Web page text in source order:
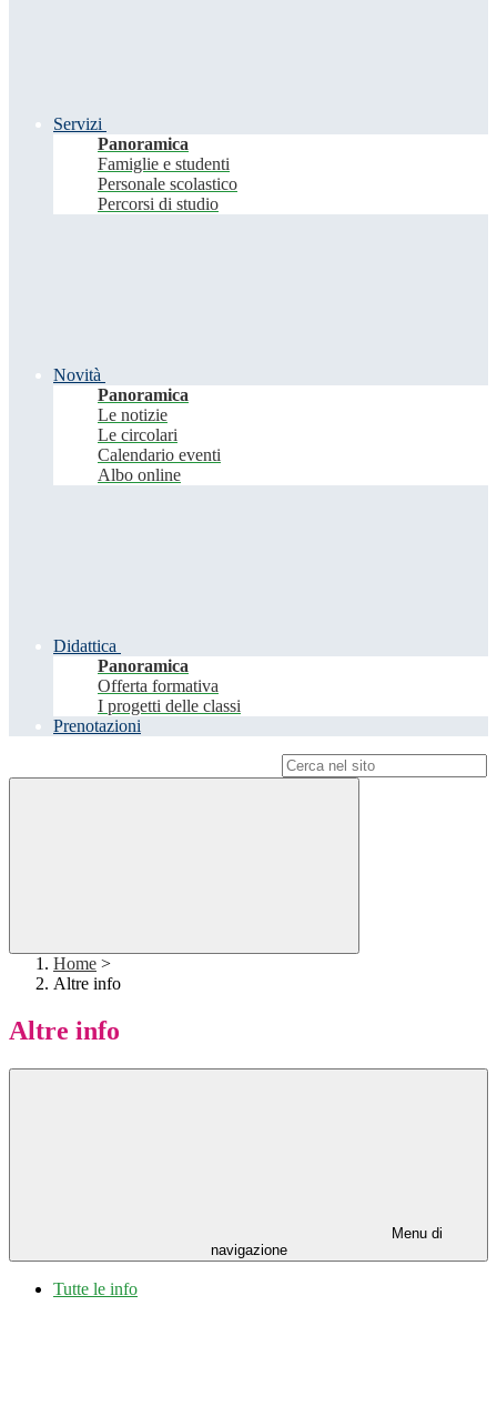
Servizi
Panoramica
Famiglie e studenti
Personale scolastico
Percorsi di studio
Novità
Panoramica
Le notizie
Le circolari
Calendario eventi
Albo online
Didattica
Panoramica
Offerta formativa
I progetti delle classi
Prenotazioni
Home >
Altre info
Altre info
Menu di
navigazione
Tutte le info